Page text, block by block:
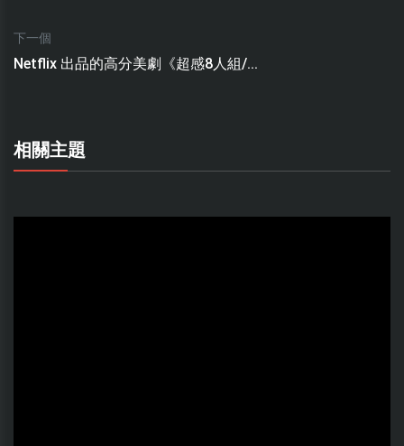
下一個
Netflix 出品的高分美劇《超感8人組/...
相關主題